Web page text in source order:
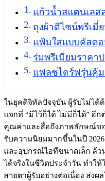
แก้วน้ำสแตนเลส
ถุงผ้าดีไซน์พรีเมี่
แฟ้มใสแบบคัสต
ร่มพรีเมี่ยมราคา
แฟลชไดร์ฟรุ่นคุ้
ในยุคดิจิทัลปัจจุบัน ผู้รับไม่ได้
แจกที่ “มีไว้ก็ได้ ไม่มีก็ได้” อี
คุณค่าและสื่อถึงภาพลักษณ์ขอ
รับความนิยมมากขึ้นในปี
และอุปกรณ์ไอทีขนาดเล็ก ล้ว
ได้จริงในชีวิตประจำวัน ทำใ
สายตาผู้รับอย่างต่อเนื่อง ส่ง